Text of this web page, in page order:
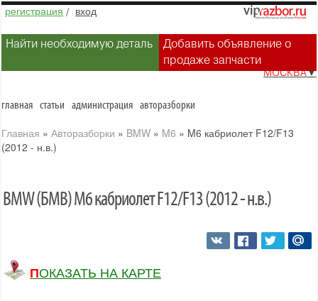
регистрация / вход
Найти необходимую деталь
Добавить объявление о
продаже запчасти
МОСКВА▼
главная статьи администрация авторазборки
Главная » Авторазборки » BMW » M6 » M6 кабриолет F12/F13
(2012 - н.в.)
BMW (БМВ) M6 кабриолет F12/F13 (2012 - н.в.)
ПОКАЗАТЬ НА КАРТЕ